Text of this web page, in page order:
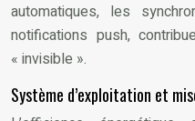
automatiques, les
notifications push,
« invisible ».
Système d’exploitation et